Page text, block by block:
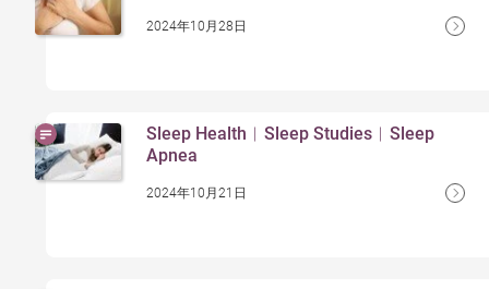
2024年10月28日
Sleep Health︱Sleep Studies︱Sleep
Apnea
2024年10月21日